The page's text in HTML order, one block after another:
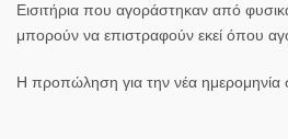
Εισιτήρια που αγοράστηκαν από
μπορούν να επιστραφούν εκεί όπου
Η προπώληση για την νέα ημερομηνία